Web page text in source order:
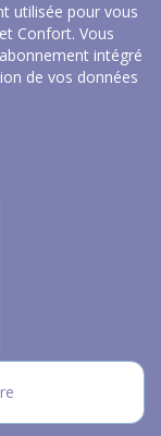
utilisée pour vous
Confort. Vous
intégré
de vos données